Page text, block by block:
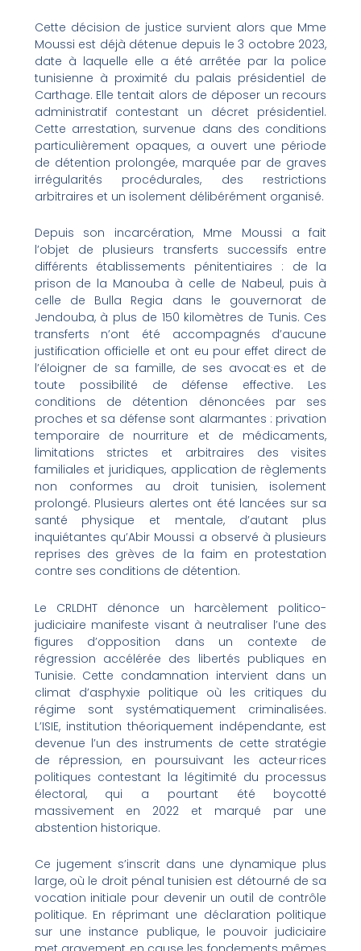
Cette décision de justice survient alors que Mme
Moussi est déjà détenue depuis le 3 octobre 2023,
date à laquelle elle a été arrêtée par la police
tunisienne à proximité du palais présidentiel de
Carthage. Elle tentait alors de déposer un recours
administratif contestant un décret présidentiel.
Cette arrestation, survenue dans des conditions
particulièrement opaques, a ouvert une période
de détention prolongée, marquée par de graves
irrégularités procédurales, des restrictions
arbitraires et un isolement délibérément organisé.
Depuis son incarcération, Mme Moussi a fait
l’objet de plusieurs transferts successifs entre
différents établissements pénitentiaires : de la
prison de la Manouba à celle de Nabeul, puis à
celle de Bulla Regia dans le gouvernorat de
Jendouba, à plus de 150 kilomètres de Tunis. Ces
transferts n’ont été accompagnés d’aucune
justification officielle et ont eu pour effet direct de
l’éloigner de sa famille, de ses avocat·es et de
toute possibilité de défense effective. Les
conditions de détention dénoncées par ses
proches et sa défense sont alarmantes : privation
temporaire de nourriture et de médicaments,
limitations strictes et arbitraires des visites
familiales et juridiques, application de règlements
non conformes au droit tunisien, isolement
prolongé. Plusieurs alertes ont été lancées sur sa
santé physique et mentale, d’autant plus
inquiétantes qu’Abir Moussi a observé à plusieurs
reprises des grèves de la faim en protestation
contre ses conditions de détention.
Le CRLDHT dénonce un harcèlement politico-
judiciaire manifeste visant à neutraliser l’une des
figures d’opposition dans un contexte de
régression accélérée des libertés publiques en
Tunisie. Cette condamnation intervient dans un
climat d’asphyxie politique où les critiques du
régime sont systématiquement criminalisées.
L’ISIE, institution théoriquement indépendante, est
devenue l’un des instruments de cette stratégie
de répression, en poursuivant les acteur·rices
politiques contestant la légitimité du processus
électoral, qui a pourtant été boycotté
massivement en 2022 et marqué par une
abstention historique.
Ce jugement s’inscrit dans une dynamique plus
large, où le droit pénal tunisien est détourné de sa
vocation initiale pour devenir un outil de contrôle
politique. En réprimant une déclaration politique
sur une instance publique, le pouvoir judiciaire